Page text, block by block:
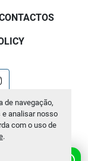
de navegação,
analisar nosso
com o uso de
.